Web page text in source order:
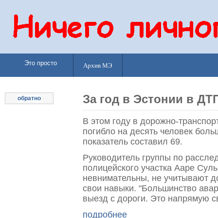
Это просто Архив МЭ
обратно За год в Эстонии в
В этом году в дорожно-
погибло на десять человек
показатель составил 69.
Руководитель группы по
полицейского участка Ааре
невнимательны, не учитывают
свои навыки. "Большинство
выезд с дороги. Это напрямую
подробнее